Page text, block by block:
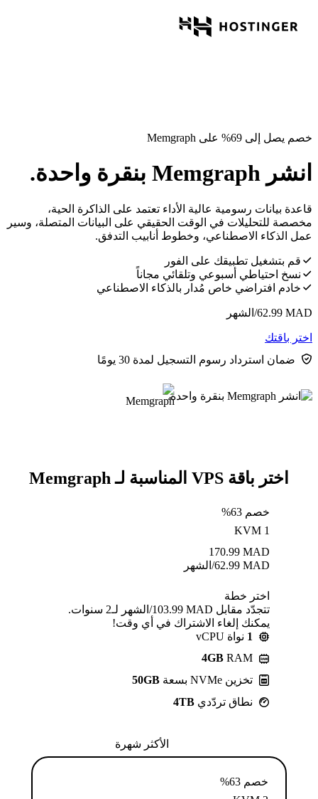
خصم يصل إلى 69% على Memgraph
انشر Memgraph بنقرة واحدة.
قاعدة بيانات رسومية عالية الأداء تعتمد على الذاكرة الحية،
مخصصة للتحليلات في الوقت الحقيقي على البيانات المتصلة، وسير
عمل الذكاء الاصطناعي، وخطوط أنابيب التدفق.
قم بتشغيل تطبيقك على الفور
نسخ احتياطي أسبوعي وتلقائي مجاناً
خادم افتراضي خاص مُدار بالذكاء الاصطناعي
MAD
62.99/الشهر
اختر باقتك
ضمان استرداد رسوم التسجيل لمدة 30 يومًا
اختر باقة VPS المناسبة لـ Memgraph
خصم 63%
KVM 1
MAD
170.99
MAD
62.99/الشهر
اختر خطة
تتجدّد مقابل MAD ⁦103.99⁩/الشهر لـ2 سنوات.
يمكنك إلغاء الاشتراك في أي وقت!
1 نواة vCPU
4GB RAM
تخزين NVMe بسعة
50GB
نطاق تردّدي 4TB
الأكثر شهرة
خصم 63%